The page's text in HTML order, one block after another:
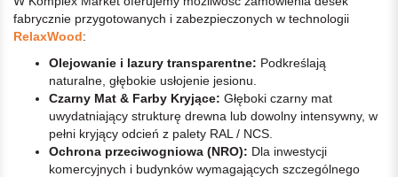
fabrycznie przygotowanych i zabezpieczonych w technologii
RelaxWood:
Olejowanie i lazury transparentne: Podkreślają
naturalne, głębokie usłojenie jesionu.
Czarny Mat & Farby Kryjące: Głęboki czarny mat
uwydatniający strukturę drewna lub dowolny intensywny, w
pełni kryjący odcień z palety RAL / NCS.
Ochrona przeciwogniowa (NRO): Dla inwestycji
komercyjnych i budynków wymagających szczególnego